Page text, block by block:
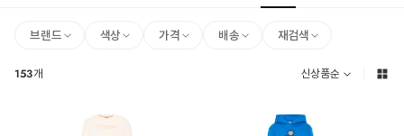
브랜드 색상 가격 배송 재검색
153개 신상품순